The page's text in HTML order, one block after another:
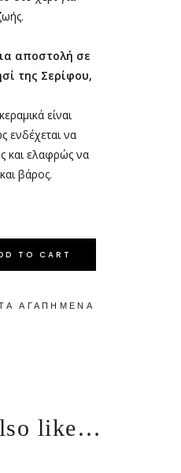
αποστολή σε
της Σερίφου,
είναι
ενδέχεται να
και ελαφρώς να
βάρος.
TO CART
ΑΓΑΠΗΜΈΝΑ
like…